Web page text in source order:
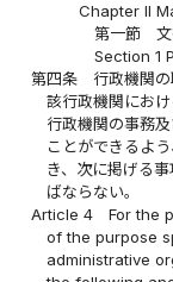
Chapter II
第一節 文
Section 1
第四条
行政機関
該行政機関にお
行政機関の事務
ことができるよ
き、次に掲げる
ばならない。
Article 4
For the
of the purpose
administrative